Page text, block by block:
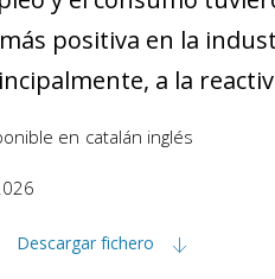
positiva en la
a la
en catalán inglés
Descargar fichero